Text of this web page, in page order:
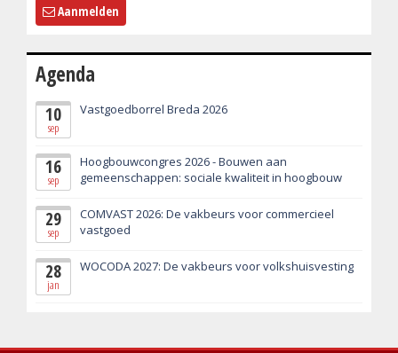
Aanmelden
Agenda
10
sep
Vastgoedborrel Breda 2026
16
sep
Hoogbouwcongres 2026 - Bouwen aan
gemeenschappen: sociale kwaliteit in hoogbouw
29
sep
COMVAST 2026: De vakbeurs voor commercieel
vastgoed
28
jan
WOCODA 2027: De vakbeurs voor volkshuisvesting